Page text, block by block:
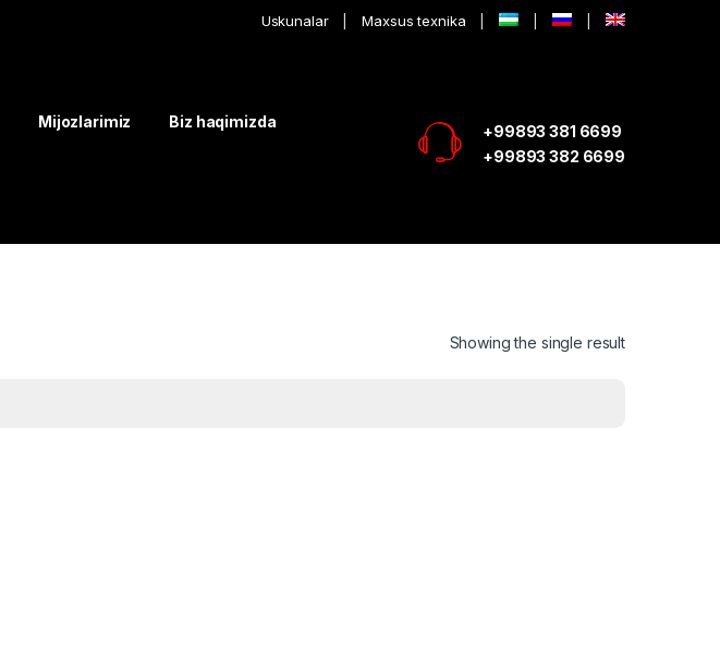
Uskunalar Maxsus texnika
Mijozlarimiz Biz haqimizda
+99893 381 6699
+99893 382 6699
Showing the single result